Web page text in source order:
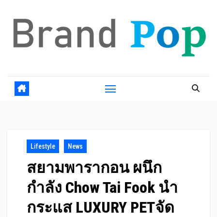
content
Lifestyle News
สยามพารากอน ผนึก
กำลัง Chow Tai Fook นำ
กระแส LUXURY PETจัด